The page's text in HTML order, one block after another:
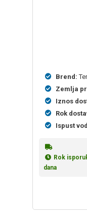
Brend:
Zemlja
Iznos
Rok
Ispust
Rok
dana